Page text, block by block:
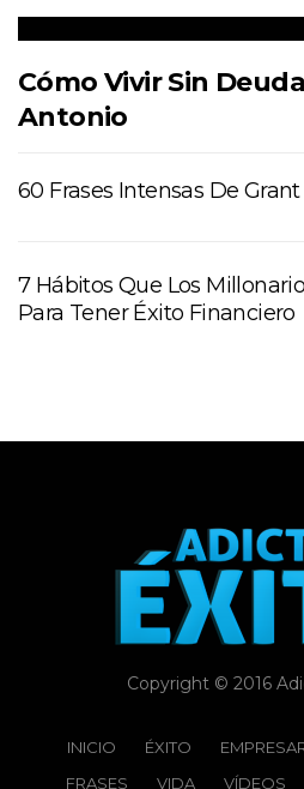
Cómo Vivir Sin
Antonio
60 Frases Intensas De
7 Hábitos Que Los
Para Tener Éxito Financiero
Copyright © 2016
INICIO ÉXITO‬
FRASES
VIDA VÍDEOS